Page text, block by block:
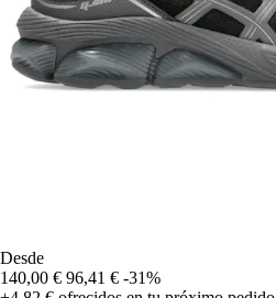
Desde
140,00 € 96,41 € -31%